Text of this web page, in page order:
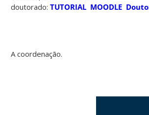
doutorado:TUTORIAL MOODLE
A coordenação.